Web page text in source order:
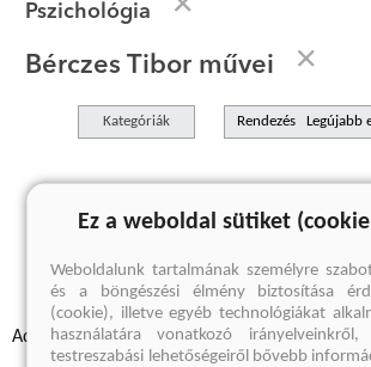
Pszichológia
Bérczes Tibor művei
Kategóriák Rendezés
A keresett kifejezésre
Adatvédelmi szabályzatok Elállási
Ez a weboldal sütiket
Weboldalunk tartalmának személyre
és a böngészési élmény biztosítása
(cookie), illetve egyéb technológiákat
használatára vonatkozó
testreszabási lehetőségeiről bővebb